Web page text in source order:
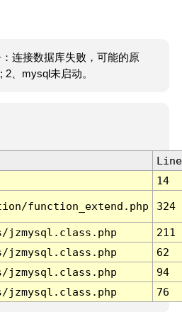
连接数据库失败，可能的原
、mysql未启动。
Line
14
function_extend.php 324
jzmysql.class.php
211
jzmysql.class.php
62
jzmysql.class.php
94
jzmysql.class.php 76